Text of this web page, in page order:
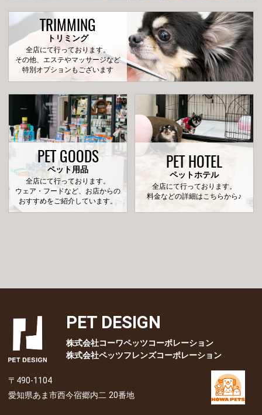
TRIMMING
トリミング
全店にて行っております。
その他、エステやマッサージなど
特別オプションもございます
PET GOODS
ペット用品
全店にて行っております。
ウェア・フードなど、お店からの
おすすめをご紹介しています。
PET HOTEL
ペットホテル
全店にて行っております。
料金などの詳細はこちらから♪
PET DESIGN
株式会社コーワペッツコーポレーション
株式会社ペッツフレンズコーポレーション
〒490-1104
愛知県あま市西今宿郷内二 20番地